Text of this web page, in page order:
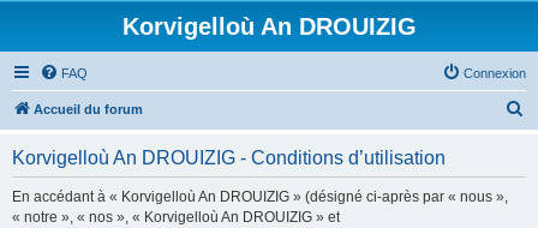
Korvigelloù An DROUIZIG
FAQ Connexion
Accueil du forum
Korvigelloù An DROUIZIG - Conditions d’utilisation
En accédant à « Korvigelloù An DROUIZIG » (désigné ci-après par « nous »,
« notre », « nos », « Korvigelloù An DROUIZIG » et